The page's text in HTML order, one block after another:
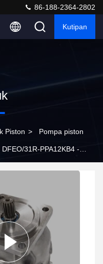
86-188-2364-2802
Kutipan
Piston > Pompa piston
31R-PPA12KB4 -